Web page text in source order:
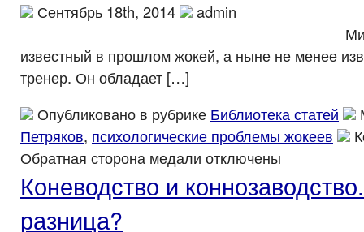
Сентябрь 18th, 2014
admin
Михаил
известный в прошлом жокей, а ныне не менее
тренер. Он обладает […]
Опубликовано в рубрике Библиотека статей
Петряков, психологические проблемы жокеев
Обратная сторона медали отключены
Коневодство и
разница?